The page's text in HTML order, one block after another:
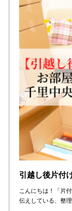
こんにちは！「片
伝えしている、整